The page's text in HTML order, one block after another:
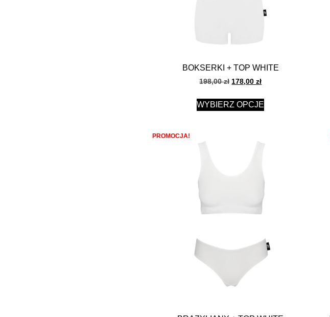
BOKSERKI + TOP WHITE
198,00zł 178,00zł
WYBIERZ OPCJE
PROMOCJA!